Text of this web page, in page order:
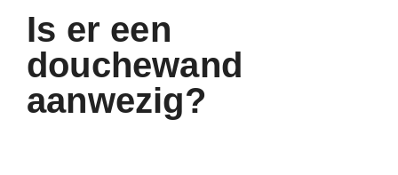
Is er een
douchewand
aanwezig?